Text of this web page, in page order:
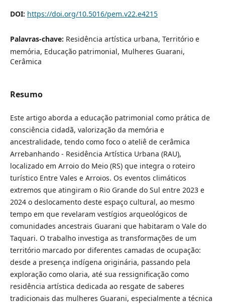
DOI: https://doi.org/10.5016/pem.v22.e4215
Palavras-chave: Residência artística urbana, Território e
memória, Educação patrimonial, Mulheres Guarani,
Cerâmica
Resumo
Este artigo aborda a educação patrimonial como prática de
consciência cidadã, valorização da memória e
ancestralidade, tendo como foco o ateliê de cerâmica
Arrebanhando - Residência Artística Urbana (RAU),
localizado em Arroio do Meio (RS) que integra o roteiro
turístico Entre Vales e Arroios. Os eventos climáticos
extremos que atingiram o Rio Grande do Sul entre 2023 e
2024 o deslocamento deste espaço cultural, ao mesmo
tempo em que revelaram vestígios arqueológicos de
comunidades ancestrais Guarani que habitaram o Vale do
Taquari. O trabalho investiga as transformações de um
território marcado por diferentes camadas de ocupação:
desde a presença indígena originária, passando pela
exploração como olaria, até sua ressignificação como
residência artística dedicada ao resgate de saberes
tradicionais das mulheres Guarani, especialmente a técnica